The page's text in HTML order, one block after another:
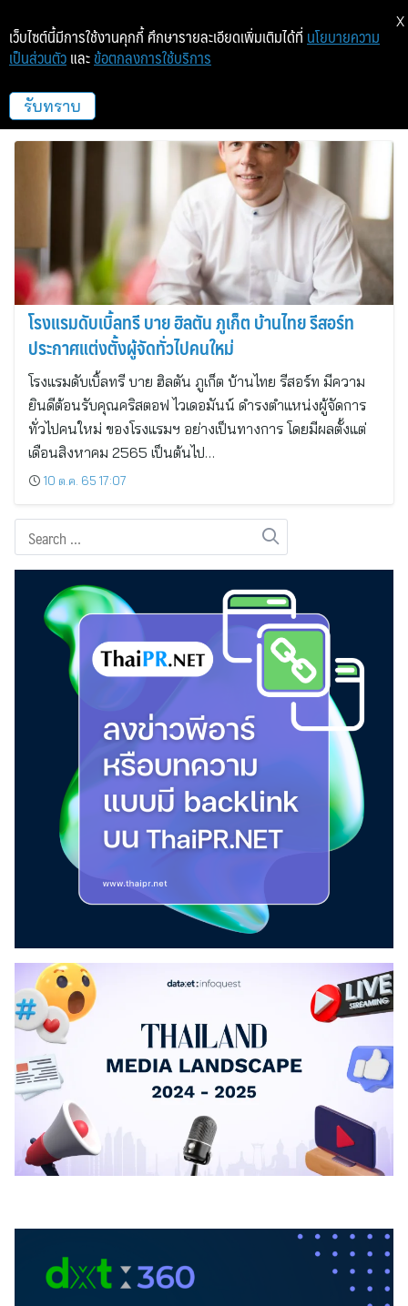
โรงแรมดับเบิ้ลทรี บาย ฮิลตัน ภูเก็ต บ้าน
ไทย รีสอร์ท
โรงแรมดับเบิ้ลทรี บาย ฮิลตัน ภูเก็ต บ้านไทย รีสอร์ท
ประกาศแต่งตั้งผู้จัดทั่วไปคนใหม่
โรงแรมดับเบิ้ลทรี บาย ฮิลตัน ภูเก็ต บ้านไทย รีสอร์ท มีความ
ยินดีต้อนรับคุณคริสตอฟ ไวเดอมันน์ ดำรงตำแหน่งผู้จัดการ
ทั่วไปคนใหม่ ของโรงแรมฯ อย่างเป็นทางการ โดยมีผลตั้งแต่
เดือนสิงหาคม 2565 เป็นต้นไป…
10 ต.ค. 65 17:07
เว็บไซต์นี้มีการใช้งานคุกกี้ ศึกษารายละเอียดเพิ่มเติมได้ที่ นโยบายความ
เป็นส่วนตัว และ ข้อตกลงการใช้บริการ
รับทราบ
X